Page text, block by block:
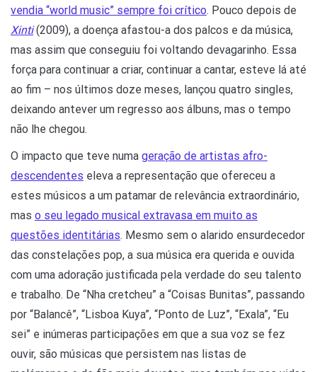
vendia “world music” sempre foi crítico. Pouco depois de
Xinti(2009), a doença afastou-a dos palcos e da música,
mas assim que conseguiu foi voltando devagarinho. Essa
força para continuar a criar, continuar a cantar, esteve lá até
ao fim – nos últimos doze meses, lançou quatro singles,
deixando antever um regresso aos álbuns, mas o tempo
não lhe chegou.
O impacto que teve numa geração de artistas afro-
descendentes eleva a representação que ofereceu a
estes músicos a um patamar de relevância extraordinário,
mas o seu legado musical extravasa em muito as
questões identitárias. Mesmo sem o alarido ensurdecedor
das constelações pop, a sua música era querida e ouvida
com uma adoração justificada pela verdade do seu talento
e trabalho. De “Nha cretcheu” a “Coisas Bunitas”, passando
por “Balancê”, “Lisboa Kuya”, “Ponto de Luz”, “Exala”, “Eu
sei” e inúmeras participações em que a sua voz se fez
ouvir, são músicas que persistem nas listas de